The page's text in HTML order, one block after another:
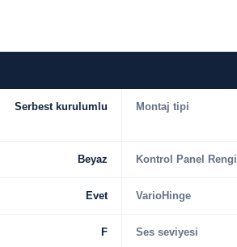
Serbest kurulumlu Montaj tipi
Beyaz Kontrol Panel Rengi
Evet VarioHinge
F Ses seviyesi